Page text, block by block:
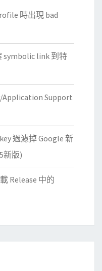
時出現 bad
symbolic link 到特
Application Support
過濾掉 Google 新
新版)
Release 中的